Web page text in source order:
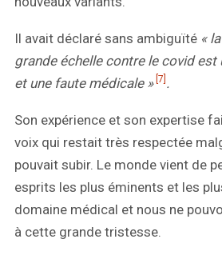
Il avait déclaré sans ambiguïté «
grande échelle contre le covid est
et une faute médicale » [7] .
Son expérience et son expertise
voix qui restait très respectée
pouvait subir. Le monde vient de
esprits les plus éminents et les
domaine médical et nous ne
à cette grande tristesse.